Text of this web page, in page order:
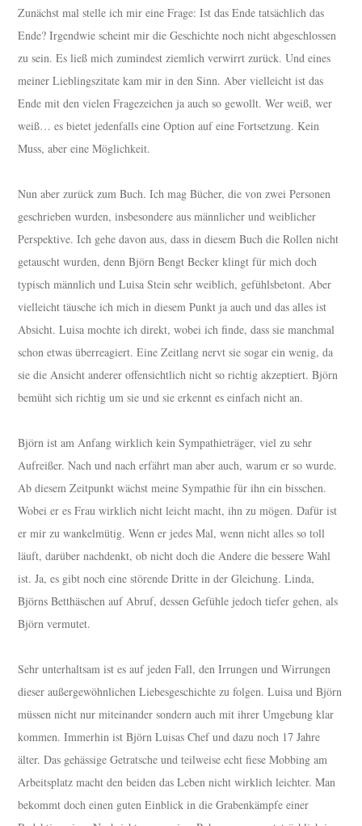
Zunächst mal stelle ich mir eine Frage: Ist das Ende tatsächlich das
Ende? Irgendwie scheint mir die Geschichte noch nicht abgeschlossen
zu sein. Es ließ mich zumindest ziemlich verwirrt zurück. Und eines
meiner Lieblingszitate kam mir in den Sinn. Aber vielleicht ist das
Ende mit den vielen Fragezeichen ja auch so gewollt. Wer weiß, wer
weiß… es bietet jedenfalls eine Option auf eine Fortsetzung. Kein
Muss, aber eine Möglichkeit.
Nun aber zurück zum Buch. Ich mag Bücher, die von zwei Personen
geschrieben wurden, insbesondere aus männlicher und weiblicher
Perspektive. Ich gehe davon aus, dass in diesem Buch die Rollen nicht
getauscht wurden, denn Björn Bengt Becker klingt für mich doch
typisch männlich und Luisa Stein sehr weiblich, gefühlsbetont. Aber
vielleicht täusche ich mich in diesem Punkt ja auch und das alles ist
Absicht. Luisa mochte ich direkt, wobei ich finde, dass sie manchmal
schon etwas überreagiert. Eine Zeitlang nervt sie sogar ein wenig, da
sie die Ansicht anderer offensichtlich nicht so richtig akzeptiert. Björn
bemüht sich richtig um sie und sie erkennt es einfach nicht an.
Björn ist am Anfang wirklich kein Sympathieträger, viel zu sehr
Aufreißer. Nach und nach erfährt man aber auch, warum er so wurde.
Ab diesem Zeitpunkt wächst meine Sympathie für ihn ein bisschen.
Wobei er es Frau wirklich nicht leicht macht, ihn zu mögen. Dafür ist
er mir zu wankelmütig. Wenn er jedes Mal, wenn nicht alles so toll
läuft, darüber nachdenkt, ob nicht doch die Andere die bessere Wahl
ist. Ja, es gibt noch eine störende Dritte in der Gleichung. Linda,
Björns Betthäschen auf Abruf, dessen Gefühle jedoch tiefer gehen, als
Björn vermutet.
Sehr unterhaltsam ist es auf jeden Fall, den Irrungen und Wirrungen
dieser außergewöhnlichen Liebesgeschichte zu folgen. Luisa und Björn
müssen nicht nur miteinander sondern auch mit ihrer Umgebung klar
kommen. Immerhin ist Björn Luisas Chef und dazu noch 17 Jahre
älter. Das gehässige Getratsche und teilweise echt fiese Mobbing am
Arbeitsplatz macht den beiden das Leben nicht wirklich leichter. Man
bekommt doch einen guten Einblick in die Grabenkämpfe einer